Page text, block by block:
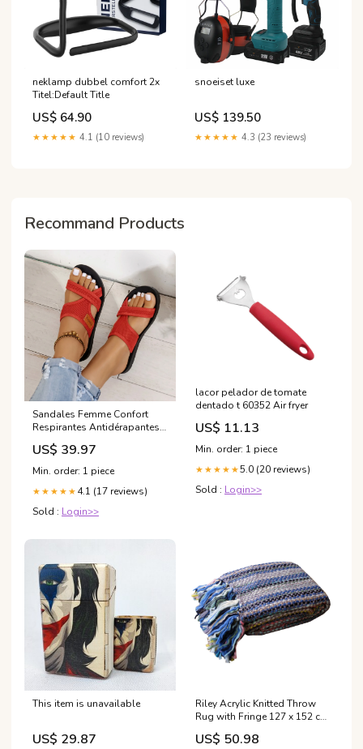
neklamp dubbel comfort 2x
Titel:Default Title
US$ 64.90
★★★★★ 4.1 (10 reviews)
snoeiset luxe
US$ 139.50
★★★★★ 4.3 (23 reviews)
Recommand Products
Sandales Femme Confort
Respirantes Antidérapantes
déflecteur clim anti
sécheresse
US$ 39.97
Min. order: 1 piece
★★★★★ 4.1 (17 reviews)
Sold : Login>>
lacor pelador de tomate
dentado t 60352 Air fryer
US$ 11.13
Min. order: 1 piece
★★★★★5.0 (20 reviews)
Sold : Login>>
This item is unavailable
US$ 29.87
Riley Acrylic Knitted Throw
Rug with Fringe 127 x 152 cm
- Multi-Colour dszone
US$ 50.98